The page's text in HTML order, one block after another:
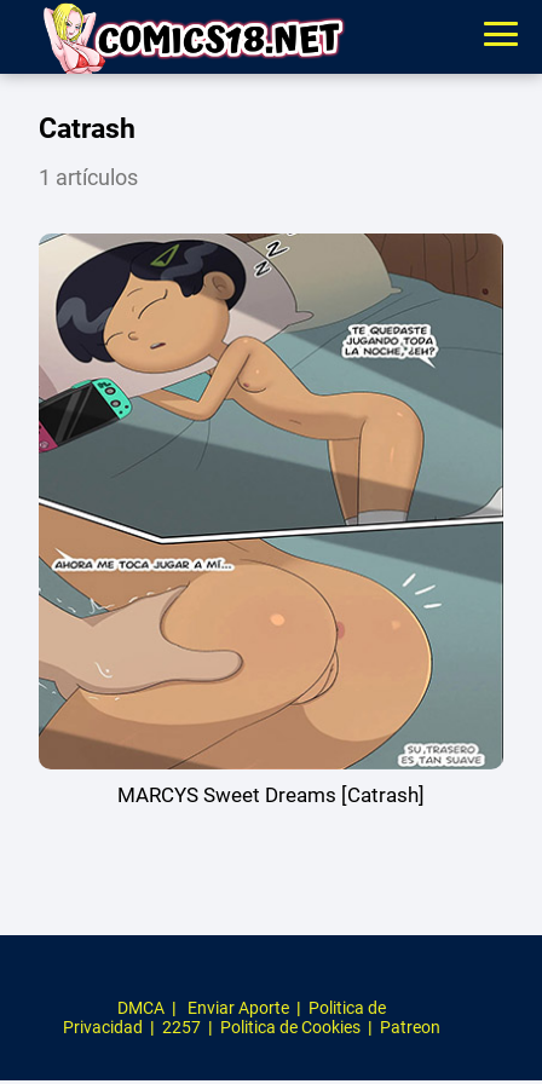
Catrash
1 artículos
MARCYS Sweet Dreams [Catrash]
DMCA | Enviar Aporte | Politica de
Privacidad | 2257 | Politica de Cookies | Patreon